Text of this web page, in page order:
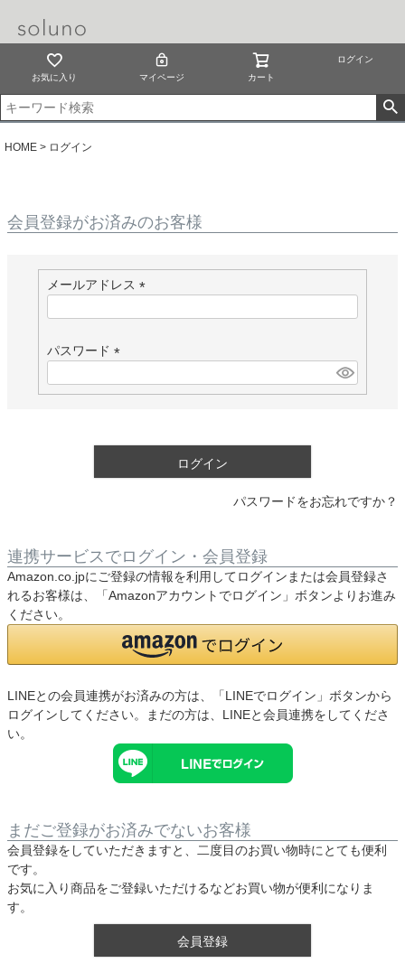
お気に入り マイページ カート
ログイン
HOME ログイン
会員登録がお済みのお客様
メールアドレス
)
パスワード
必
ログイン
パスワードをお忘れですか？
連携サービスでログイン・会員登録
Amazon.co.jpにご登録の情報を利用してログインまたは会員登録さ
れるお客様は、「Amazonアカウントでログイン」ボタンよりお進み
ください。
LINEとの会員連携がお済みの方は、「LINEでログイン」ボタンから
ログインしてください。まだの方は、 LINEと会員連携をしてくださ
い。
まだご登録がお済みでないお客様
会員登録をしていただきますと、二度目のお買い物時にとても便利
です。
お気に入り商品をご登録いただけるなどお買い物が便利になりま
す。
会員登録